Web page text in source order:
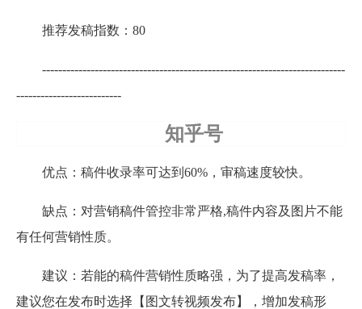
推荐发稿指数：80
---------------------------------------------------------------------------
--------------------------
知乎号
优点：稿件收录率可达到60%，审稿速度较快。
缺点：对营销稿件管控非常严格,稿件内容及图片不能
有任何营销性质。
建议：若能的稿件营销性质略强，为了提高发稿率，
建议您在发布时选择【图文转视频发布】，增加发稿形